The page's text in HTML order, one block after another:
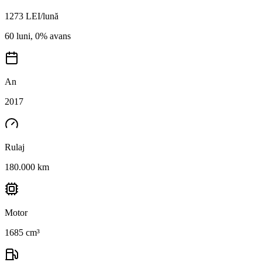
1273 LEI/lună
60 luni, 0% avans
An
2017
Rulaj
180.000 km
Motor
1685 cm³